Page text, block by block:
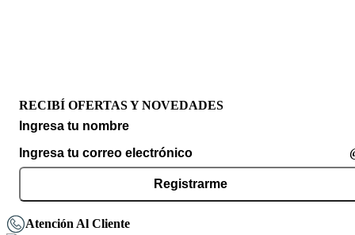
RECIBÍ OFERTAS Y NOVEDADES
Registrarme
Atención Al Cliente